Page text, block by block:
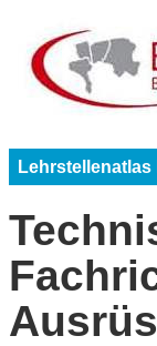
Lehrstellenatlas